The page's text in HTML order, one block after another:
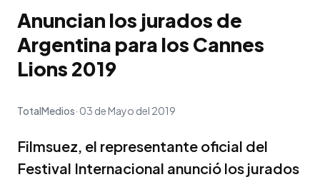
Anuncian los jurados de
Argentina para los Cannes
Lions 2019
TotalMedios 03 de Mayo del 2019
Filmsuez, el representante oficial del
Festival Internacional anunció los jurados